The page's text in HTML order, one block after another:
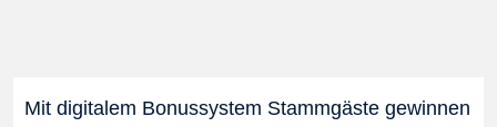
Mit digitalem Bonussystem Stammgäste gewinnen